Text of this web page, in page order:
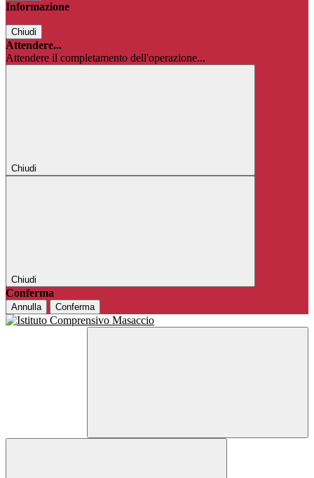
Informazione
Chiudi
Attendere...
Attendere il completamento dell'operazione...
Chiudi
Chiudi
Conferma
Annulla Conferma